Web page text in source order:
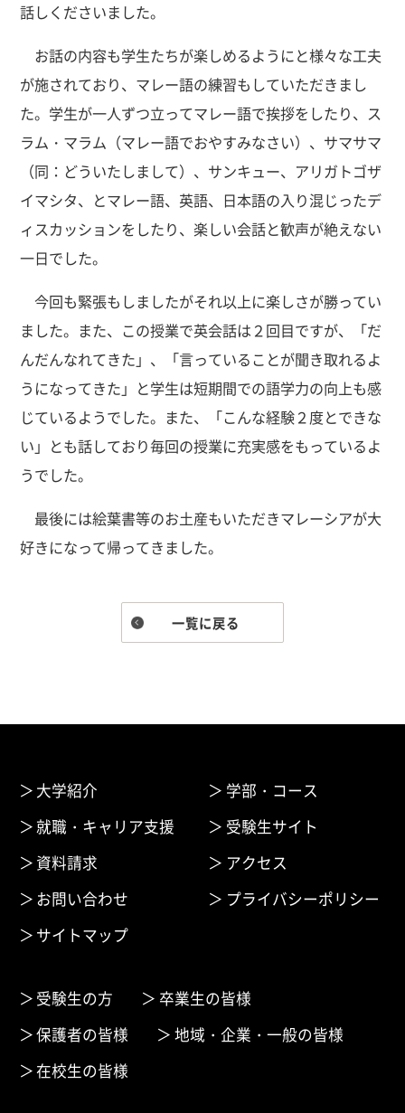
話しくださいました。
お話の内容も学生たちが楽しめるようにと様々な工夫
が施されており、マレー語の練習もしていただきまし
た。学生が一人ずつ立ってマレー語で挨拶をしたり、ス
ラム・マラム（マレー語でおやすみなさい）、サマサマ
（同：どういたしまして）、サンキュー、アリガトゴザ
イマシタ、とマレー語、英語、日本語の入り混じったデ
ィスカッションをしたり、楽しい会話と歓声が絶えない
一日でした。
今回も緊張もしましたがそれ以上に楽しさが勝ってい
ました。また、この授業で英会話は２回目ですが、「だ
んだんなれてきた」、「言っていることが聞き取れるよ
うになってきた」と学生は短期間での語学力の向上も感
じているようでした。また、「こんな経験２度とできな
い」とも話しており毎回の授業に充実感をもっているよ
うでした。
最後には絵葉書等のお土産もいただきマレーシアが大
好きになって帰ってきました。
一覧に戻る
大学紹介
学部・コース
就職・キャリア支援
受験生サイト
資料請求
アクセス
お問い合わせ
プライバシーポリシー
サイトマップ
受験生の方
卒業生の皆様
保護者の皆様
地域・企業・一般の皆様
在校生の皆様